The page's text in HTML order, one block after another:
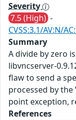
Severity
7.5 (High) -
CVSS:3.1/AV:N/
Summary
A divide by zero
libvncserver-
flaw to send a
processed by the
point exception,
References